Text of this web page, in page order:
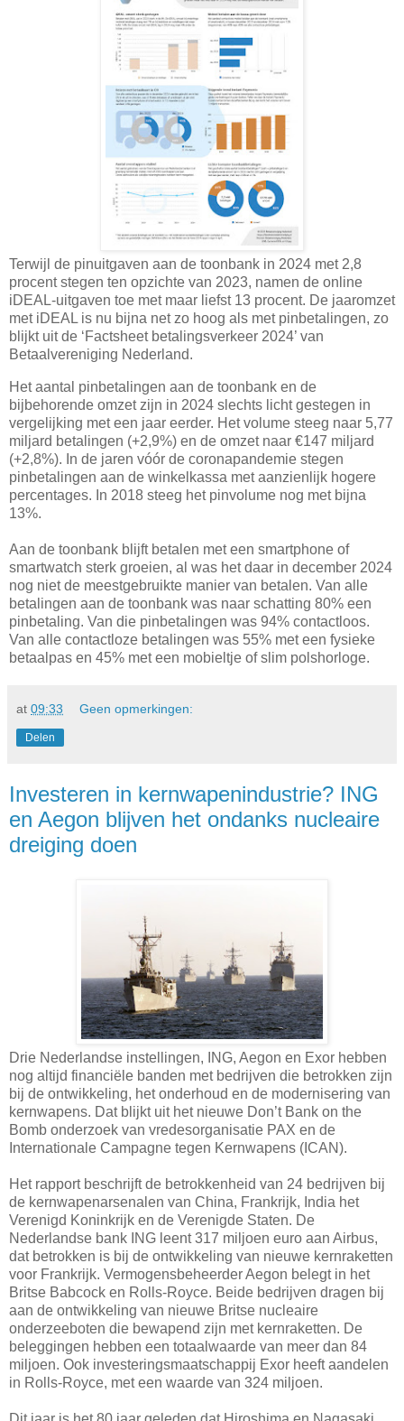
Terwijl de pinuitgaven aan de toonbank in 2024 met 2,8
procent stegen ten opzichte van 2023, namen de online
iDEAL-uitgaven toe met maar liefst 13 procent. De jaaromzet
met iDEAL is nu bijna net zo hoog als met pinbetalingen, zo
blijkt uit de ‘Factsheet betalingsverkeer 2024’ van
Betaalvereniging Nederland.
Het aantal pinbetalingen aan de toonbank en de
bijbehorende omzet zijn in 2024 slechts licht gestegen in
vergelijking met een jaar eerder. Het volume steeg naar 5,77
miljard betalingen (+2,9%) en de omzet naar €147 miljard
(+2,8%). In de jaren vóór de coronapandemie stegen
pinbetalingen aan de winkelkassa met aanzienlijk hogere
percentages. In 2018 steeg het pinvolume nog met bijna
13%.
Aan de toonbank blijft betalen met een smartphone of
smartwatch sterk groeien, al was het daar in december 2024
nog niet de meestgebruikte manier van betalen. Van alle
betalingen aan de toonbank was naar schatting 80% een
pinbetaling. Van die pinbetalingen was 94% contactloos.
Van alle contactloze betalingen was 55% met een fysieke
betaalpas en 45% met een mobieltje of slim polshorloge.
at 09:33 Geen opmerkingen:
Delen
Investeren in kernwapenindustrie? ING
en Aegon blijven het ondanks nucleaire
dreiging doen
Drie Nederlandse instellingen, ING, Aegon en Exor hebben
nog altijd financiële banden met bedrijven die betrokken zijn
bij de ontwikkeling, het onderhoud en de modernisering van
kernwapens. Dat blijkt uit het nieuwe Don’t Bank on the
Bomb onderzoek van vredesorganisatie PAX en de
Internationale Campagne tegen Kernwapens (ICAN).
Het rapport beschrijft de betrokkenheid van 24 bedrijven bij
de kernwapenarsenalen van China, Frankrijk, India het
Verenigd Koninkrijk en de Verenigde Staten. De
Nederlandse bank ING leent 317 miljoen euro aan Airbus,
dat betrokken is bij de ontwikkeling van nieuwe kernraketten
voor Frankrijk. Vermogensbeheerder Aegon belegt in het
Britse Babcock en Rolls-Royce. Beide bedrijven dragen bij
aan de ontwikkeling van nieuwe Britse nucleaire
onderzeeboten die bewapend zijn met kernraketten. De
beleggingen hebben een totaalwaarde van meer dan 84
miljoen. Ook investeringsmaatschappij Exor heeft aandelen
in Rolls-Royce, met een waarde van 324 miljoen.